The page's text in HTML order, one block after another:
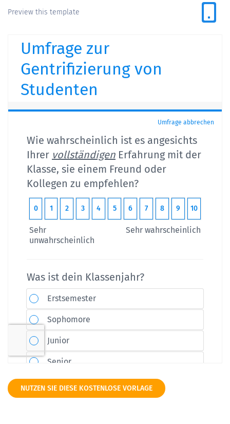
Preview this template
NUTZEN SIE DIESE KOSTENLOSE VORLAGE